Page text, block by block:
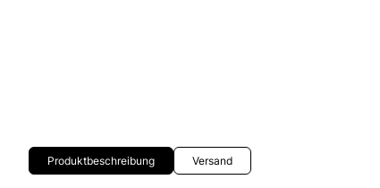
Produktbeschreibung Versand